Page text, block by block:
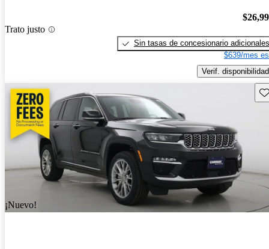
Trato justo
Sin tasas de concesionario adicionales
$639/mes
Verif. disponibilidad
¡Nuevo!